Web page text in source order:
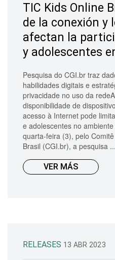
TIC Kids Online
de la conexión y
afectan la
y adolescentes
Pesquisa do CGI.br traz
habilidades digitais e
privacidade no uso da
disponibilidade de
acesso à Internet pode
e adolescentes no
quarta-feira (3), pelo
Brasil (CGI.br), a pesquisa ...
VER MÁS
RELEASES 13 ABR 2023